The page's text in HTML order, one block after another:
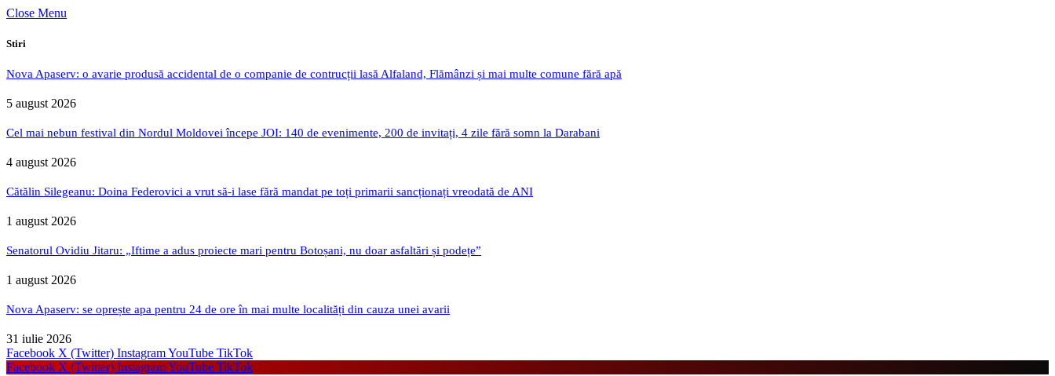
Close Menu
Stiri
Nova Apaserv: o avarie produsă accidental de o companie de contrucții lasă Alfaland, Flămânzi și mai multe comune fără apă
5 august 2026
Cel mai nebun festival din Nordul Moldovei începe JOI: 140 de evenimente, 200 de invitați, 4 zile fără somn la Darabani
4 august 2026
Cătălin Silegeanu: Doina Federovici a vrut să-i lase fără mandat pe toți primarii sancționați vreodată de ANI
1 august 2026
Senatorul Ovidiu Jitaru: „Iftime a adus proiecte mari pentru Botoșani, nu doar asfaltări și podețe”
1 august 2026
Nova Apaserv: se oprește apa pentru 24 de ore în mai multe localități din cauza unei avarii
31 iulie 2026
Facebook X (Twitter) InstagramYouTube TikTok
Facebook X (Twitter) InstagramYouTube TikTok